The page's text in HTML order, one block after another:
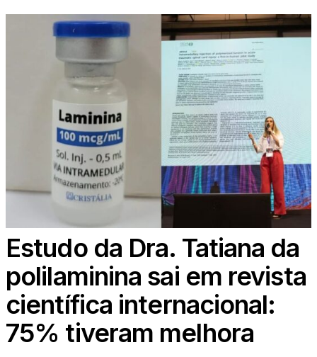
Estudo da Dra. Tatiana da
polilaminina sai em revista
científica internacional:
75% tiveram melhora